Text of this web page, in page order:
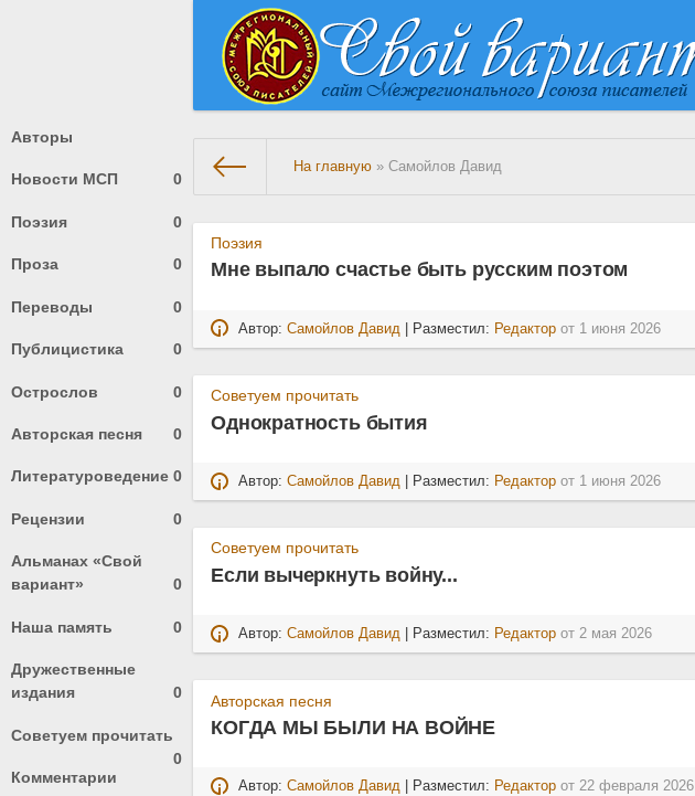
Авторы
Новости МСП 0
Поэзия 0
Проза 0
Переводы 0
Публицистика 0
Острослов 0
Авторская песня 0
Литературоведение 0
Рецензии 0
Альманах «Свой
вариант»
0
Наша память 0
Дружественные
издания
0
Советуем прочитать
0
Комментарии
На главную » Самойлов Давид
Поэзия
Мне выпало счастье быть русским поэтом
Автор:Самойлов Давид | Разместил: Редактор от 1 июня 2026
Советуем прочитать
Однократность бытия
Автор:Самойлов Давид | Разместил: Редактор от 1 июня 2026
Советуем прочитать
Если вычеркнуть войну...
Автор:Самойлов Давид | Разместил: Редактор от2 мая 2026
Авторская песня
КОГДА МЫ БЫЛИ НА ВОЙНЕ
Автор:Самойлов Давид | Разместил: Редактор от22 февраля 2026